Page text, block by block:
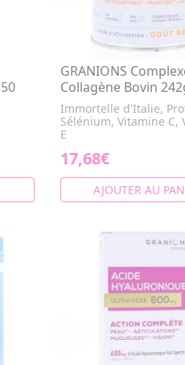
GRANIONS
Collagène Bovin
Immortelle d'Italie,
Sélénium, Vitamine C,
E
17,68€
AJOUTER AU